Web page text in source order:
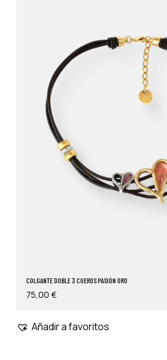
COLGANTE DOBLE 3 CUEROS PASIÓN ORO
75,00 €
Añadir a favoritos